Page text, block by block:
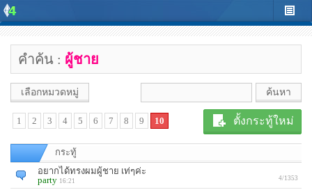
คำค้น : ผู้ชาย
เลือกหมวดหมู่
ตั้งกระทู้ใหม่
1 2 3 4 5 6 7 8 9 10
กระทู้
อยากได้ทรงผมผู้ชาย เท่ๆค่ะ
party 16:21 4/1353